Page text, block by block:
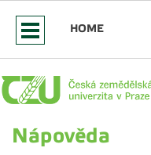
HOME
Nápověda